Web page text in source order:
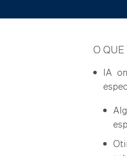
O QUE
IA